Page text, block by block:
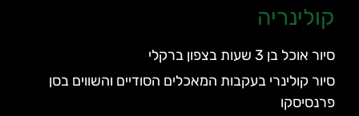
קולינריה
סיור אוכל בן 3 שעות בצפון ברקלי
סיור קולינרי בעקבות המאכלים הסודיים והשווים בסן
פרנסיסקו